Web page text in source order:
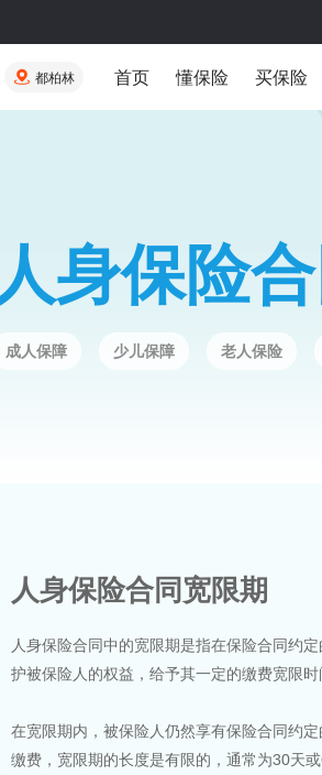
都柏林 首页 懂保险 买保险
人身保险
成人保障 少儿保障 老人保险
人身保险合同宽限期
人身保险合同中的宽限期是指在保险合同约
护被保险人的权益，给予其一定的缴费宽限
在宽限期内，被保险人仍然享有保险合同约
缴费，宽限期的长度是有限的，通常为30天或